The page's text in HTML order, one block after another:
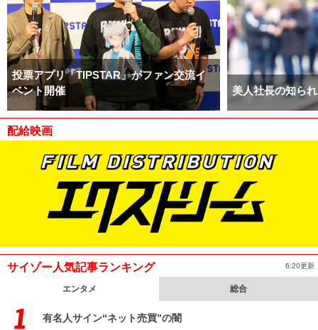
投票アプリ「TIPSTAR」がファン交流イ
ベント開催
美人社長の知ら
配給映画
サイゾー人気記事ランキング 6:20更新
エンタメ 総合
有名人サイン“ネット売買”の闇